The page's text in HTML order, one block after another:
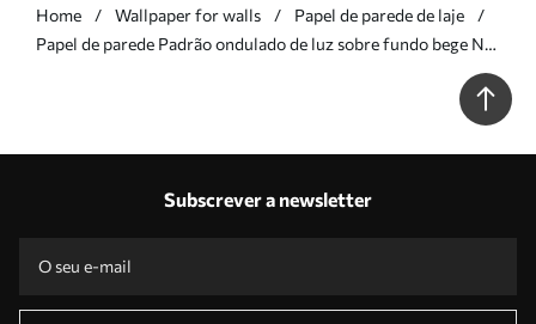
Home Wallpaper for walls
Papel de parede de laje
Papel de parede Padrão ondulado de luz sobre fundo bege Nr.
Subscrever a newsletter